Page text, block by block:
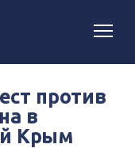
против
в
Крым